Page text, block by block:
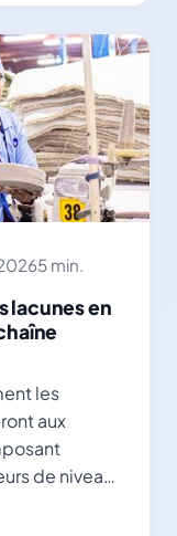
5 min.
lacunes en
les
aux
de niveau 1